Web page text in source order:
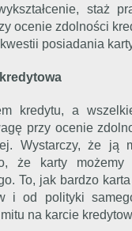
staż
ocenie zdolności
posiadania
kredytu, a
przy ocenie
Wystarczy, że
że karty
To, jak bardzo
i od polityki
na karcie